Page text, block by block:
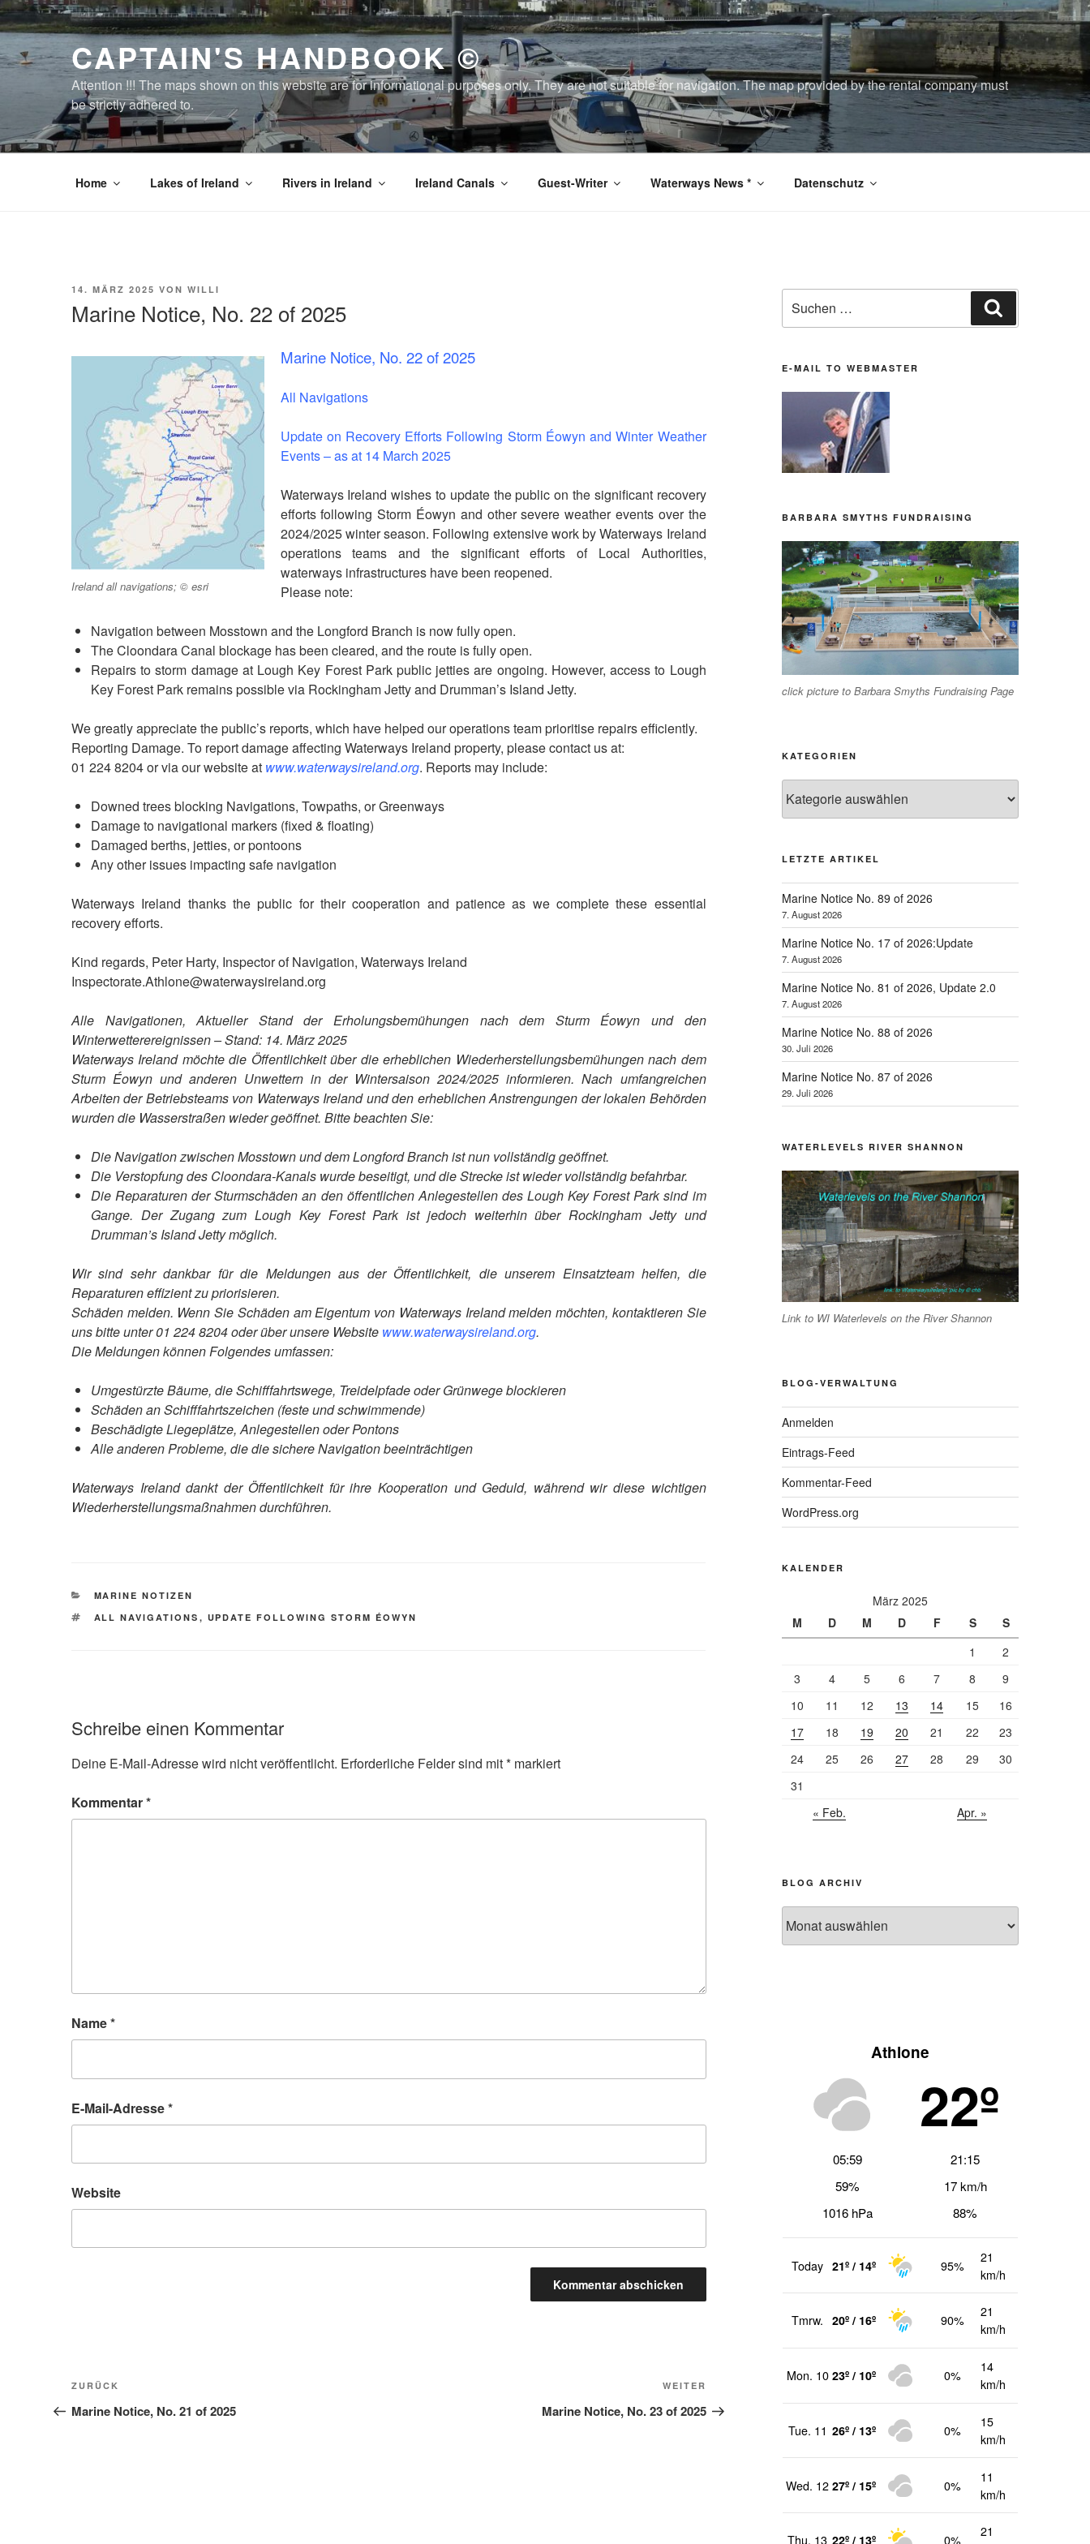
Zum
Inhalt
springen
CAPTAIN'S HANDBOOK ©
Attention !!! The maps shown on this website are for informational purposes only. They are not suitable for navigation. The map provided by the rental company must
be strictly adhered to.
Home Lakes of Ireland Rivers in Ireland Ireland Canals Guest-Writer Waterways News * Datenschutz
VERÖFFENTLICHT
14. MÄRZ 2025 VON WILLI
Marine Notice, No. 22 of 2025
Ireland all navigations; © esri
Marine Notice, No. 22 of 2025
All Navigations
Update on Recovery Efforts Following Storm Éowyn and Winter Weather
Events – as at 14 March 2025
Waterways Ireland wishes to update the public on the significant recovery
efforts following Storm Éowyn and other severe weather events over the
2024/2025 winter season. Following extensive work by Waterways Ireland
operations teams and the significant efforts of Local Authorities,
waterways infrastructures have been reopened.
Please note:
Navigation between Mosstown and the Longford Branch is now fully open.
The Cloondara Canal blockage has been cleared, and the route is fully open.
Repairs to storm damage at Lough Key Forest Park public jetties are ongoing. However, access to Lough
Key Forest Park remains possible via Rockingham Jetty and Drumman’s Island Jetty.
We greatly appreciate the public’s reports, which have helped our operations team prioritise repairs efficiently.
Reporting Damage. To report damage affecting Waterways Ireland property, please contact us at:
01 224 8204 or via our website at www.waterwaysireland.org. Reports may include:
Downed trees blocking Navigations, Towpaths, or Greenways
Damage to navigational markers (fixed & floating)
Damaged berths, jetties, or pontoons
Any other issues impacting safe navigation
Waterways Ireland thanks the public for their cooperation and patience as we complete these essential
recovery efforts.
Kind regards, Peter Harty, Inspector of Navigation, Waterways Ireland
Inspectorate.Athlone@waterwaysireland.org
Alle Navigationen, Aktueller Stand der Erholungsbemühungen nach dem Sturm Éowyn und den
Winterwetterereignissen – Stand: 14. März 2025
Waterways Ireland möchte die Öffentlichkeit über die erheblichen Wiederherstellungsbemühungen nach dem
Sturm Éowyn und anderen Unwettern in der Wintersaison 2024/2025 informieren. Nach umfangreichen
Arbeiten der Betriebsteams von Waterways Ireland und den erheblichen Anstrengungen der lokalen Behörden
wurden die Wasserstraßen wieder geöffnet. Bitte beachten Sie:
Die Navigation zwischen Mosstown und dem Longford Branch ist nun vollständig geöffnet.
Die Verstopfung des Cloondara-Kanals wurde beseitigt, und die Strecke ist wieder vollständig befahrbar.
Die Reparaturen der Sturmschäden an den öffentlichen Anlegestellen des Lough Key Forest Park sind im
Gange. Der Zugang zum Lough Key Forest Park ist jedoch weiterhin über Rockingham Jetty und
Drumman’s Island Jetty möglich.
Wir sind sehr dankbar für die Meldungen aus der Öffentlichkeit, die unserem Einsatzteam helfen, die
Reparaturen effizient zu priorisieren.
Schäden melden. Wenn Sie Schäden am Eigentum von Waterways Ireland melden möchten, kontaktieren Sie
uns bitte unter 01 224 8204 oder über unsere Website www.waterwaysireland.org.
Die Meldungen können Folgendes umfassen:
Umgestürzte Bäume, die Schifffahrtswege, Treidelpfade oder Grünwege blockieren
Schäden an Schifffahrtszeichen (feste und schwimmende)
Beschädigte Liegeplätze, Anlegestellen oder Pontons
Alle anderen Probleme, die die sichere Navigation beeinträchtigen
Waterways Ireland dankt der Öffentlichkeit für ihre Kooperation und Geduld, während wir diese wichtigen
Wiederherstellungsmaßnahmen durchführen.
KATEGORIEN
MARINE NOTIZEN
SCHLAGWÖRTER
ALL NAVIGATIONS , UPDATE FOLLOWING STORM ÉOWYN
Schreibe einen Kommentar
Deine E-Mail-Adresse wird nicht veröffentlicht. Erforderliche Felder sind mit* markiert
Kommentar*
Name*
E-Mail-Adresse*
Website
Beitragsnavigation
Vorheriger
Beitrag
ZURÜCK
Marine Notice, No. 21 of 2025
Beitrag
WEITER
Marine Notice, No. 23 of 2025
nach:
E-MAIL TO WEBMASTER
BARBARA SMYTHS FUNDRAISING
click picture to Barbara Smyths Fundraising Page
KATEGORIEN
LETZTE ARTIKEL
Marine Notice No. 89 of 2026
7. August 2026
Marine Notice No. 17 of 2026:Update
7. August 2026
Marine Notice No. 81 of 2026, Update 2.0
7. August 2026
Marine Notice No. 88 of 2026
30. Juli 2026
Marine Notice No. 87 of 2026
29. Juli 2026
WATERLEVELS RIVER SHANNON
Link to WI Waterlevels on the River Shannon
BLOG-VERWALTUNG
Anmelden
Eintrags-Feed
Kommentar-Feed
WordPress.org
KALENDER
März 2025
M
D M D F S
S
1
2
3
4 5 6 7 8
9
10
11 12 13 14 15
16
17
18 19 20 21 22
23
24
25 26 27 28 29
30
31
« Feb.
Apr. »
BLOG ARCHIV
Archiv
Athlone
22º
05:59
21:15
59%
17 km/h
1016 hPa
88%
Today 21º / 14º 95%
21
km/h
Tmrw. 20º / 16º 90%
21
km/h
Mon. 10 23º / 10º 0%
14
km/h
Tue. 11 26º / 13º 0%
15
km/h
Wed. 12 27º / 15º 0%
11
km/h
Thu. 13 22º / 13º 0%
21